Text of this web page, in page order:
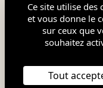
Mentions légales
Plan du
Ce site utilise des
et vous donne le
sur ceux que
souhaitez
Tout